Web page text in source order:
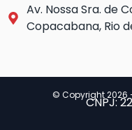
Av. Nossa Sra. de
Copacabana, Rio
© Copyright 2026
CNPJ: